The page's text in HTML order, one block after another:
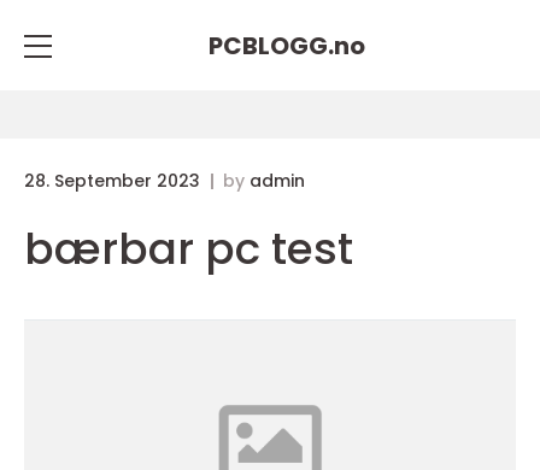
PCBLOGG.no
28. September 2023 by admin
bærbar pc test